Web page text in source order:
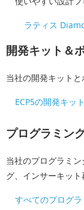
ラティス
開発キット＆
当社の開発キット
ECP5の開発キッ
プログラミン
当社のプログラミ
グ、インサーキッ
すべてのプログ